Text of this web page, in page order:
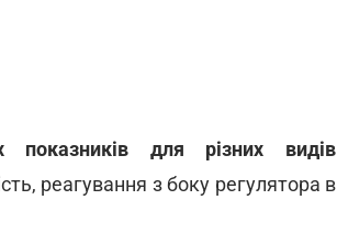
показників для різних видів
реагування з боку регулятора в